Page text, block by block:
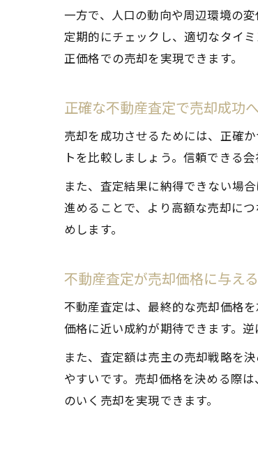
一方で、人口の動向や周辺環境の
定期的にチェックし、適切なタイ
正価格での売却を実現できます。
正確な不動産査定で売却成功
売却を成功させるためには、正確
トを比較しましょう。信頼できる
また、査定結果に納得できない場
進めることで、より高額な売却に
めします。
不動産査定が売却価格に与え
不動産査定は、最終的な売却価格
価格に近い成約が期待できます。
また、査定額は売主の売却戦略を
やすいです。売却価格を決める際
のいく売却を実現できます。